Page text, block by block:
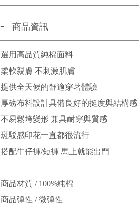
商品資訊
選用高品質純棉面料
柔軟親膚 不刺激肌膚
提供全天候的舒適穿著體驗
厚磅布料設計具備良好的挺度與結構感
不易鬆垮變形 兼具耐穿與質感
斑駁感印花一直都很流行
搭配牛仔褲/短褲 馬上就能出門
商品材質 / 100%純棉
商品彈性 / 微彈性